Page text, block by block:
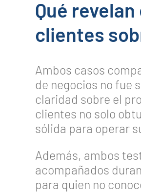
Qué
clientes
Ambos casos
de negocios no fue
claridad sobre el
clientes no solo
sólida para operar
Además, ambos
acompañados
para quien no